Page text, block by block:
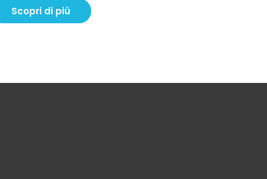
Scopri di più